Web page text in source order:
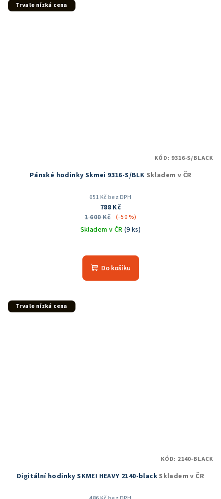
Trvale nízká cena
Pánské hodinky Skmei 9316-S/BLK Skladem v ČR
651 Kč bez DPH
788 Kč
1 600 Kč
(–50 %)
Skladem v ČR (9 ks)
Do košíku
KÓD: 9316-S/BLACK
Trvale nízká cena
Digitální hodinky SKMEI HEAVY 2140-black Skladem v ČR
KÓD: 2140-BLACK